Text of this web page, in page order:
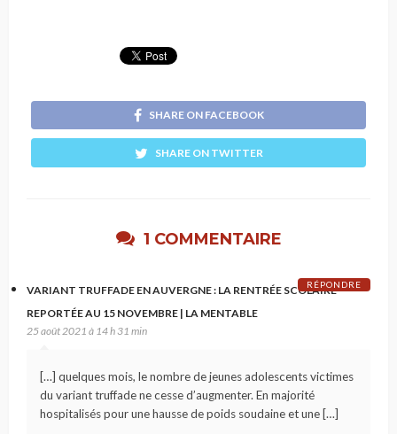
SHARE ON FACEBOOK
SHARE ON TWITTER
1 COMMENTAIRE
VARIANT TRUFFADE EN AUVERGNE : LA RENTRÉE SCOLAIRE
REPORTÉE AU 15 NOVEMBRE | LA MENTABLE
25 août 2021 à 14 h 31 min
[…] quelques mois, le nombre de jeunes adolescents victimes
du variant truffade ne cesse d’augmenter. En majorité
hospitalisés pour une hausse de poids soudaine et une […]
RÉPONDRE